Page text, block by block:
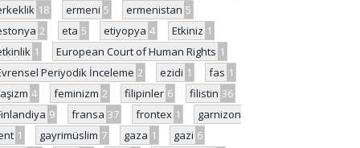
18 ermeni 5 ermenistan 5
2 eta 5 etiyopya 4 Etkiniz 1
1 European Court of Human Rights 1
Periyodik İnceleme 2 ezidi 1 fas 1
4 feminizm 2 filipinler 6 filistin 36
9 fransa 37 frontex 1
garnizon
1 gayrimüslim 7 gaza 1 gazi 6